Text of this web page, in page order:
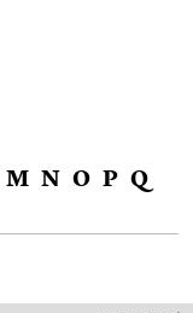
M N O P Q